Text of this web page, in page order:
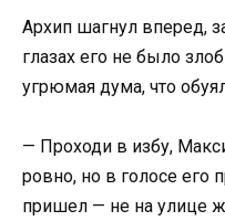
Архип шагнул вперед,
глазах его не было
угрюмая дума, что
— Проходи в избу,
ровно, но в голосе его
пришел — не на улице